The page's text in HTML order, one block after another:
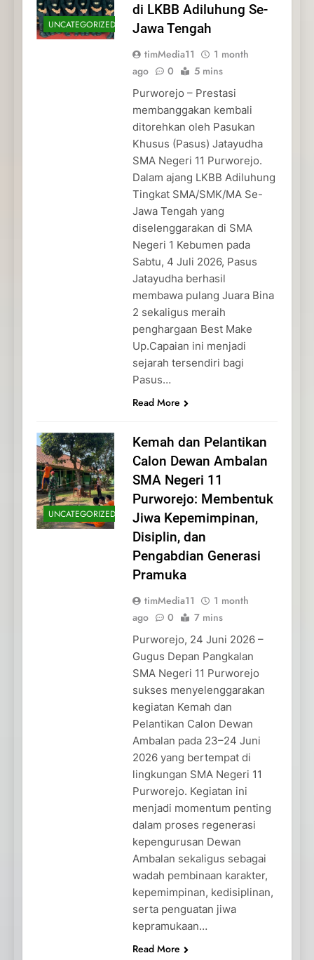
UNCATEGORIZED
di LKBB Adiluhung Se-
Jawa Tengah
timMedia11
1 month
ago
0 5 mins
Purworejo – Prestasi
membanggakan kembali
ditorehkan oleh Pasukan
Khusus (Pasus) Jatayudha
SMA Negeri 11 Purworejo.
Dalam ajang LKBB Adiluhung
Tingkat SMA/SMK/MA Se-
Jawa Tengah yang
diselenggarakan di SMA
Negeri 1 Kebumen pada
Sabtu, 4 Juli 2026, Pasus
Jatayudha berhasil
membawa pulang Juara Bina
2 sekaligus meraih
penghargaan Best Make
Up.Capaian ini menjadi
sejarah tersendiri bagi
Pasus…
Read More
UNCATEGORIZED
Kemah dan Pelantikan
Calon Dewan Ambalan
SMA Negeri 11
Purworejo: Membentuk
Jiwa Kepemimpinan,
Disiplin, dan
Pengabdian Generasi
Pramuka
timMedia11
1 month
ago
0 7 mins
Purworejo, 24 Juni 2026 –
Gugus Depan Pangkalan
SMA Negeri 11 Purworejo
sukses menyelenggarakan
kegiatan Kemah dan
Pelantikan Calon Dewan
Ambalan pada 23–24 Juni
2026 yang bertempat di
lingkungan SMA Negeri 11
Purworejo. Kegiatan ini
menjadi momentum penting
dalam proses regenerasi
kepengurusan Dewan
Ambalan sekaligus sebagai
wadah pembinaan karakter,
kepemimpinan, kedisiplinan,
serta penguatan jiwa
kepramukaan…
Read More